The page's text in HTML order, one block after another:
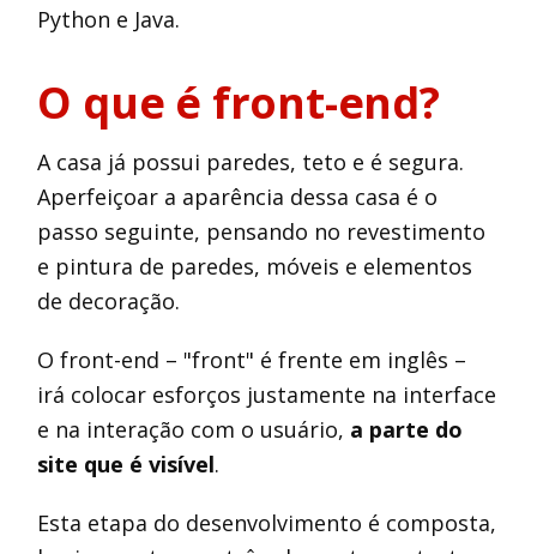
Python e Java.
O que é front-end?
A casa já possui paredes, teto e é segura.
Aperfeiçoar a aparência dessa casa é o
passo seguinte, pensando no revestimento
e pintura de paredes, móveis e elementos
de decoração.
O front-end – "front" é frente em inglês –
irá colocar esforços justamente na interface
e na interação com o usuário, a parte do
site que é visível.
Esta etapa do desenvolvimento é composta,